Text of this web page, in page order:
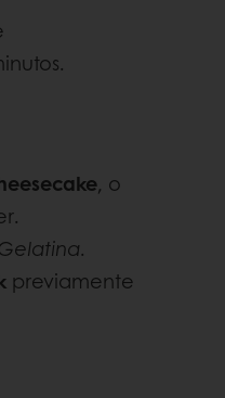
, o
.
previamente